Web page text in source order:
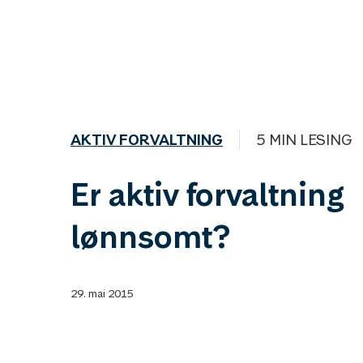
AKTIV FORVALTNING 5 MIN LESING
Er aktiv forvaltning
lønnsomt?
29. mai 2015